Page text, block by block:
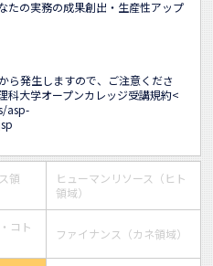
たの実務の成果創出・生産性アップ
ら発生しますので、ご注意くださ
科大学オープンカレッジ受講規約<
asp-
領
ヒューマンリソース（ヒト
領域）
コト
ファイナンス（カネ領域）